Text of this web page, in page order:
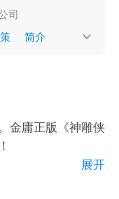
司
简介
金庸正版《神雕侠
展开